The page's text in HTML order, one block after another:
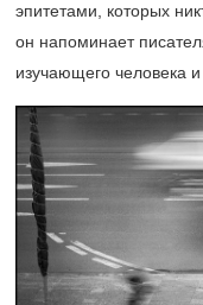
эпитетами, которых
он напоминает
изучающего человека